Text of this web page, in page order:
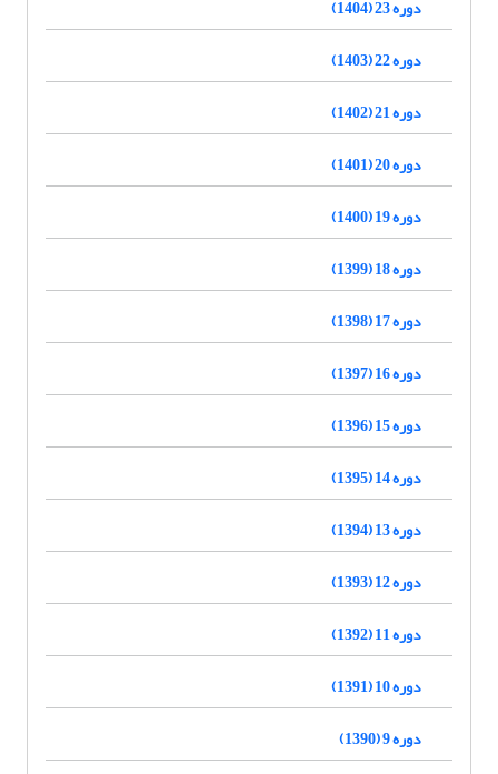
دوره 23 (1404)
دوره 22 (1403)
دوره 21 (1402)
دوره 20 (1401)
دوره 19 (1400)
دوره 18 (1399)
دوره 17 (1398)
دوره 16 (1397)
دوره 15 (1396)
دوره 14 (1395)
دوره 13 (1394)
دوره 12 (1393)
دوره 11 (1392)
دوره 10 (1391)
دوره 9 (1390)